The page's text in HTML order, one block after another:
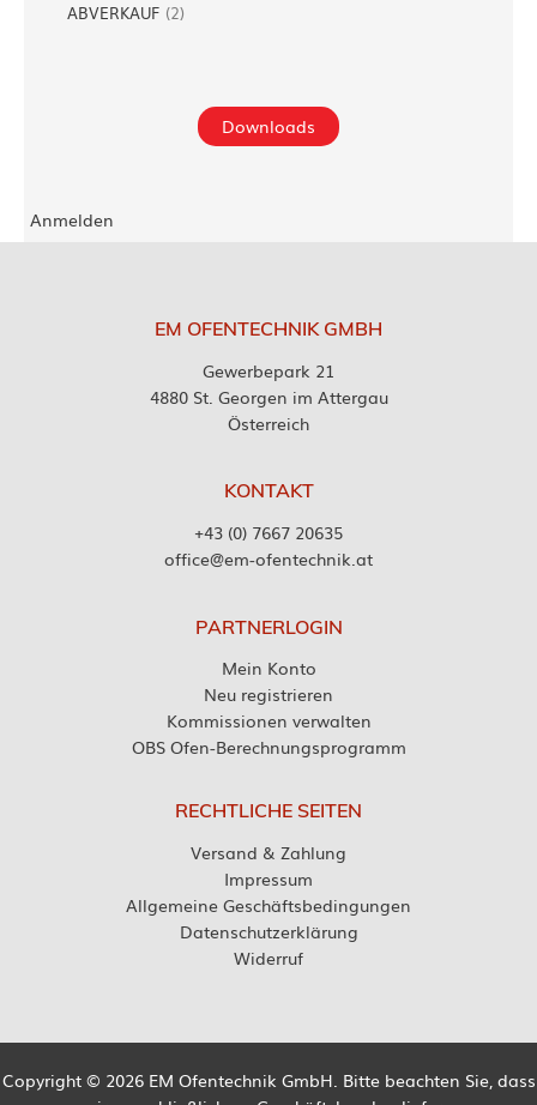
ABVERKAUF (2)
Downloads
Anmelden
EM OFENTECHNIK GMBH
Gewerbepark 21
4880 St. Georgen im Attergau
Österreich
KONTAKT
+43 (0) 7667 20635
office@em-ofentechnik.at
PARTNERLOGIN
Mein Konto
Neu registrieren
Kommissionen verwalten
OBS Ofen-Berechnungsprogramm
RECHTLICHE SEITEN
Versand & Zahlung
Impressum
Allgemeine Geschäftsbedingungen
Datenschutzerklärung
Widerruf
Copyright © 2026 EM Ofentechnik GmbH. Bitte beachten Sie, dass